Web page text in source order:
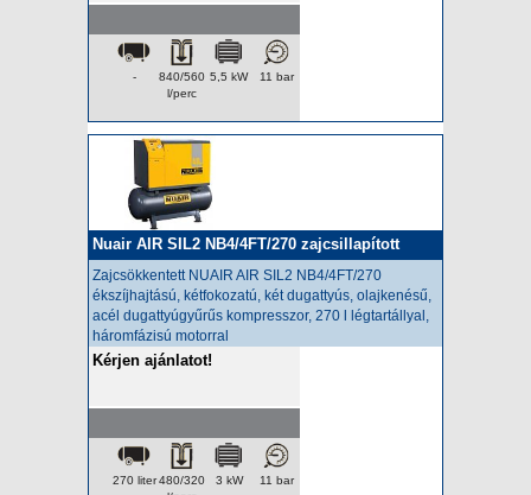
11 bar
5,5 kW
840/560
l/perc
-
Nuair AIR SIL2 NB4/4FT/270 zajcsillapított
kompresszor
Zajcsökkentett NUAIR AIR SIL2 NB4/4FT/270
ékszíjhajtású, kétfokozatú, két dugattyús, olajkenésű,
acél dugattyúgyűrűs kompresszor, 270 l légtartállyal,
háromfázisú motorral
Kérjen ajánlatot!
11 bar
3 kW
480/320
270 liter